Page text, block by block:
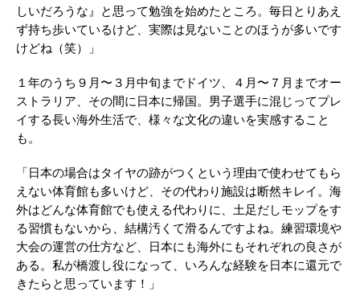
しいだろうな』と思って勉強を始めたところ。毎日とりあえ
ず持ち歩いているけど、実際は見ないことのほうが多いです
けどね（笑）」
１年のうち９月〜３月中旬までドイツ、４月〜７月までオー
ストラリア、その間に日本に帰国。男子選手に混じってプレ
イする長い海外生活で、様々な文化の違いを実感すること
も。
「日本の場合はタイヤの跡がつくという理由で使わせてもら
えない体育館も多いけど、その代わり施設は断然キレイ。海
外はどんな体育館でも使える代わりに、土足だしモップをす
る習慣もないから、結構汚くて滑るんですよね。練習環境や
大会の運営の仕方など、日本にも海外にもそれぞれの良さが
ある。私が橋渡し役になって、いろんな経験を日本に還元で
きたらと思っています！」